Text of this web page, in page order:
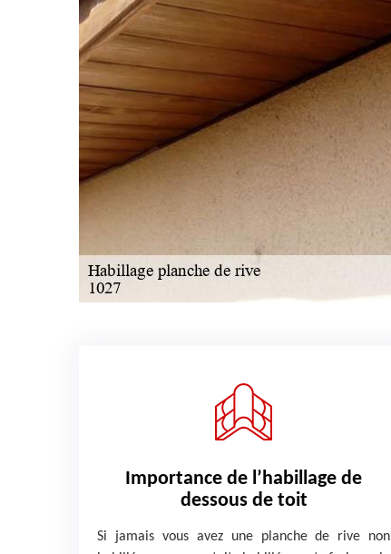
Importance de l’habillage de
dessous de toit
Si jamais vous avez une planche de rive non